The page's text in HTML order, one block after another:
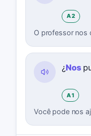
A2
O professor nos
¿Nos
A1
Você pode nos